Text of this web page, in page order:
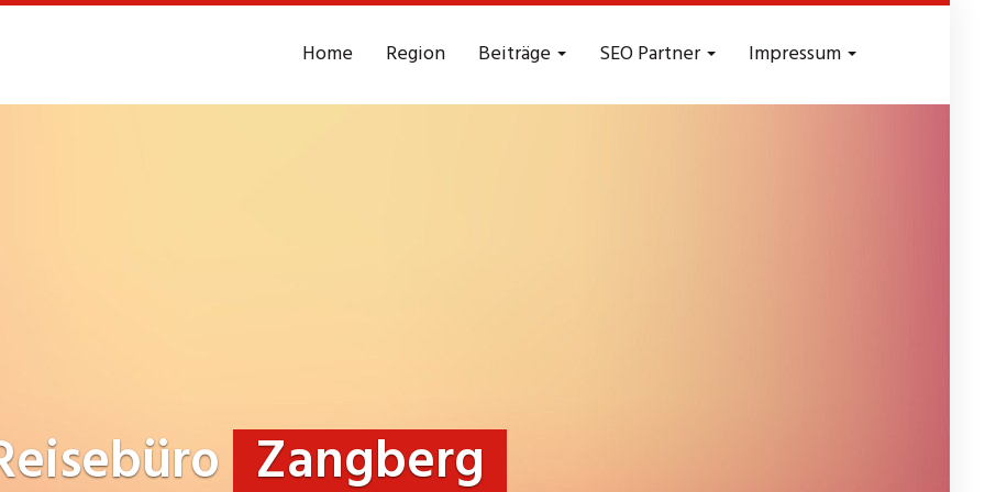
Home Region Beiträge SEO Partner Impressum
Zangberg